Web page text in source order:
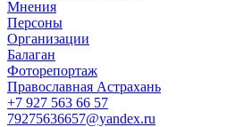
Мнения
Персоны
Организации
Балаган
Фоторепортаж
Православная Астрахань
+7 927 563 66 57
79275636657@yandex.ru